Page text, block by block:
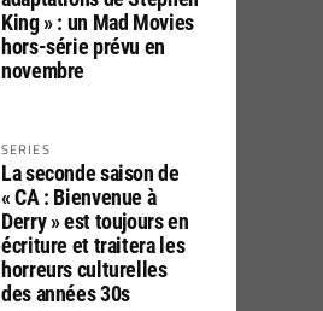
King » : un Mad Movies
hors-série prévu en
novembre
SERIES
La seconde saison de
« CA : Bienvenue à
Derry » est toujours en
écriture et traitera les
horreurs culturelles
des années 30s